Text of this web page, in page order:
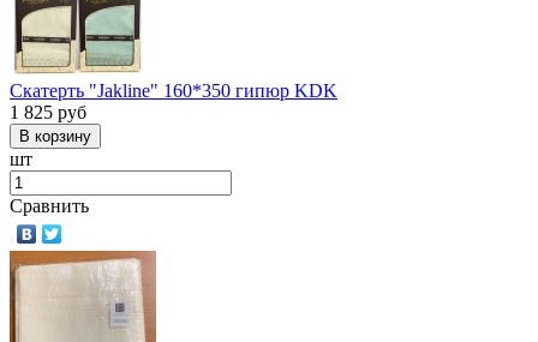
Скатерть "Jakline" 160*350 гипюр KDK
1 825 руб
шт
Сравнить